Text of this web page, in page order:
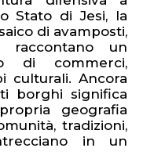
Stato di Jesi, la
di avamposti,
raccontano un
di commerci,
culturali. Ancora
borghi significa
geografia
tradizioni,
in un